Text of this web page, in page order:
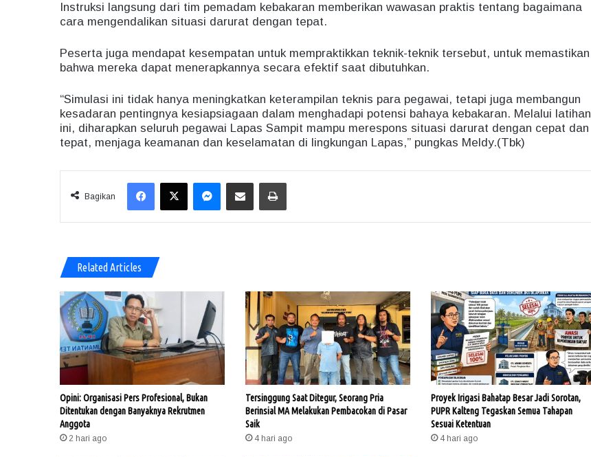
Instruksi langsung dari tim pemadam kebakaran memberikan wawasan praktis tentang bagaimana
cara mengendalikan situasi darurat dengan tepat.
Peserta juga mendapat kesempatan untuk mempraktikkan teknik-teknik tersebut, untuk memastikan
bahwa mereka dapat menerapkannya secara efektif saat dibutuhkan.
“Simulasi ini tidak hanya meningkatkan keterampilan teknis para pegawai, tetapi juga membangun
kesadaran pentingnya kesiapsiagaan dalam menghadapi potensi bahaya kebakaran. Melalui latihan
ini, diharapkan seluruh pegawai Lapas Sampit mampu merespons situasi darurat dengan cepat dan
tepat, menjaga keamanan dan keselamatan di lingkungan Lapas,” pungkas Meldy.(Tbk)
Bagikan
X
Related Articles
Opini: Organisasi Pers Profesional, Bukan
Ditentukan dengan Banyaknya Rekrutmen
Anggota
2 hari ago
Tersinggung Saat Ditegur, Seorang Pria
Berinsial MA Melakukan Pembacokan di Pasar
Saik
4 hari ago
Proyek Irigasi Bahatap Besar Jadi Sorotan,
PUPR Kalteng Tegaskan Semua Tahapan
Sesuai Ketentuan
4 hari ago